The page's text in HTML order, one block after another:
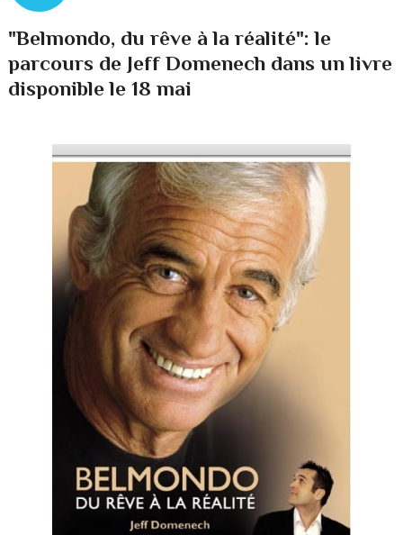
"Belmondo, du rêve à la réalité": le
parcours de Jeff Domenech dans un livre
disponible le 18 mai